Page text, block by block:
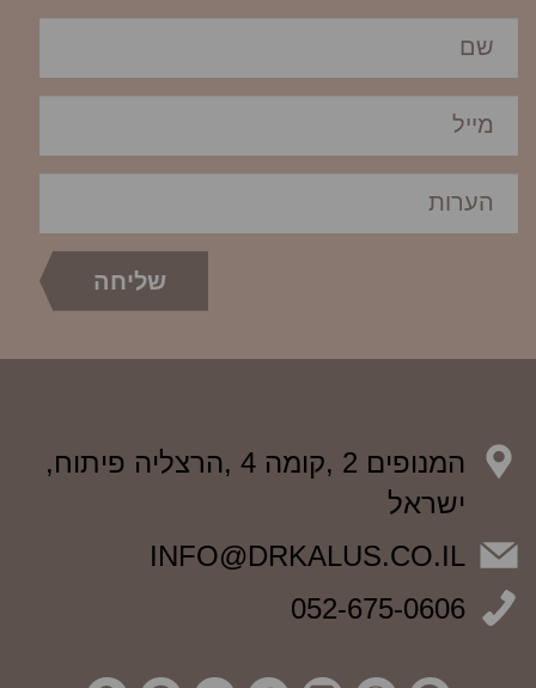
המנופים 2 ,קומה 4 ,הרצליה פיתוח,
ישראל
INFO@DRKALUS.CO.IL
052-675-0606